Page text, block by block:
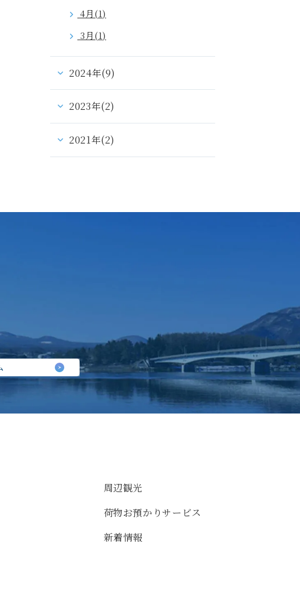
4月(1)
3月(1)
2024年(9)
2023年(2)
2021年(2)
周辺観光
荷物お預かりサービス
新着情報